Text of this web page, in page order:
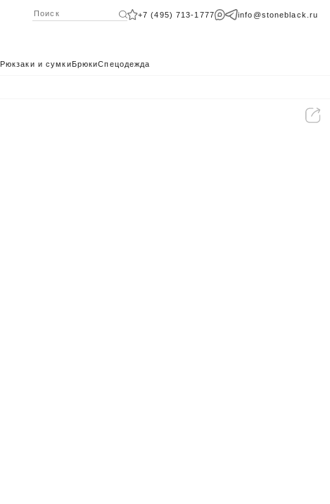
+7 (495) 713-1777 info@stoneblack.ru
Рюкзаки и сумкиБрюкиСпецодежда